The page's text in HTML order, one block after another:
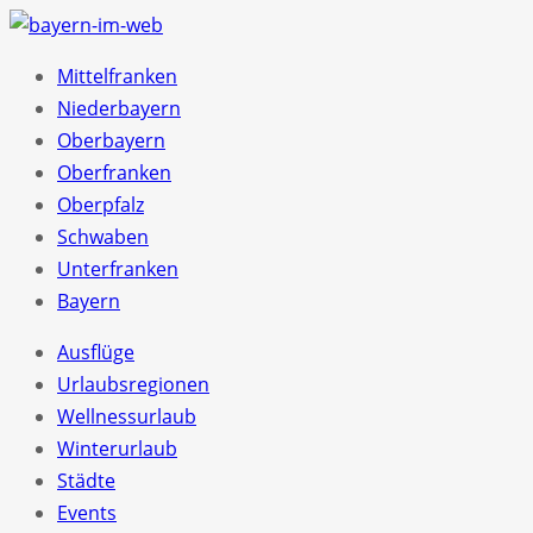
Mittelfranken
Niederbayern
Oberbayern
Oberfranken
Oberpfalz
Schwaben
Unterfranken
Bayern
Ausflüge
Urlaubsregionen
Wellnessurlaub
Winterurlaub
Städte
Events